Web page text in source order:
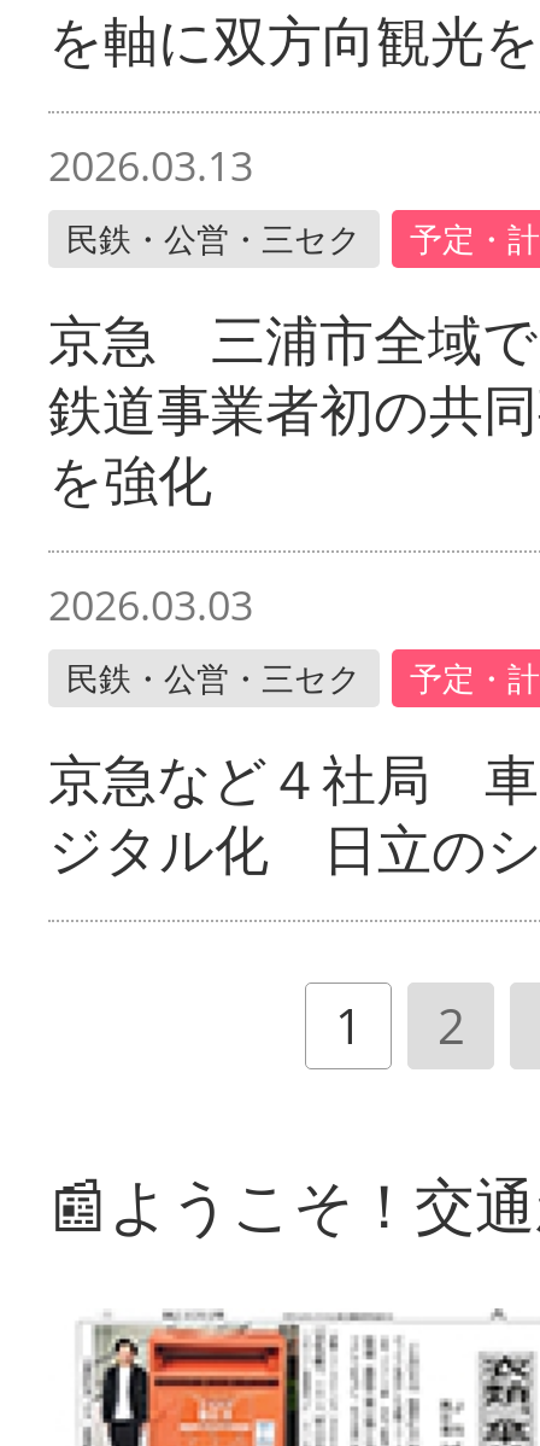
を軸に双方向観光
2026.03.13
民鉄・公営・三セク 予定・
京急 三浦市全域
鉄道事業者初の共
を強化
2026.03.03
民鉄・公営・三セク 予定・
京急など４社局
ジタル化 日立の
1 2
📰ようこそ！交